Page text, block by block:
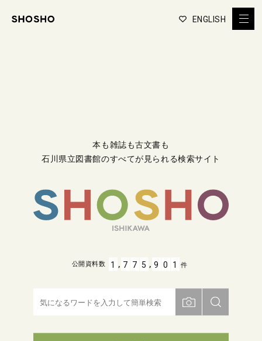
ENGLISH
本も雑誌も古文書も
石川県立図書館のすべてが見られる検索サイト
公開資料数 1 , 7 7 5 , 9 0 1 件